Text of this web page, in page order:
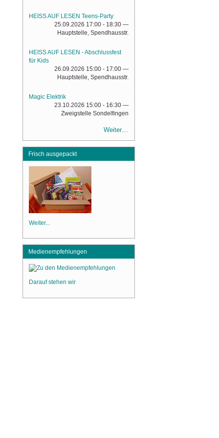
HEISS AUF LESEN Teens-Party
25.09.2026 17:00 - 18:30 —
Hauptstelle, Spendhausstr.
HEISS AUF LESEN - Abschlussfest
für Kids
26.09.2026 15:00 - 17:00 —
Hauptstelle, Spendhausstr.
Magic Elektrik
23.10.2026 15:00 - 16:30 —
Zweigstelle Sondelfingen
Weiter…
Frisch ausgepackt
Weiter...
Medienempfehlungen
Darauf stehen wir